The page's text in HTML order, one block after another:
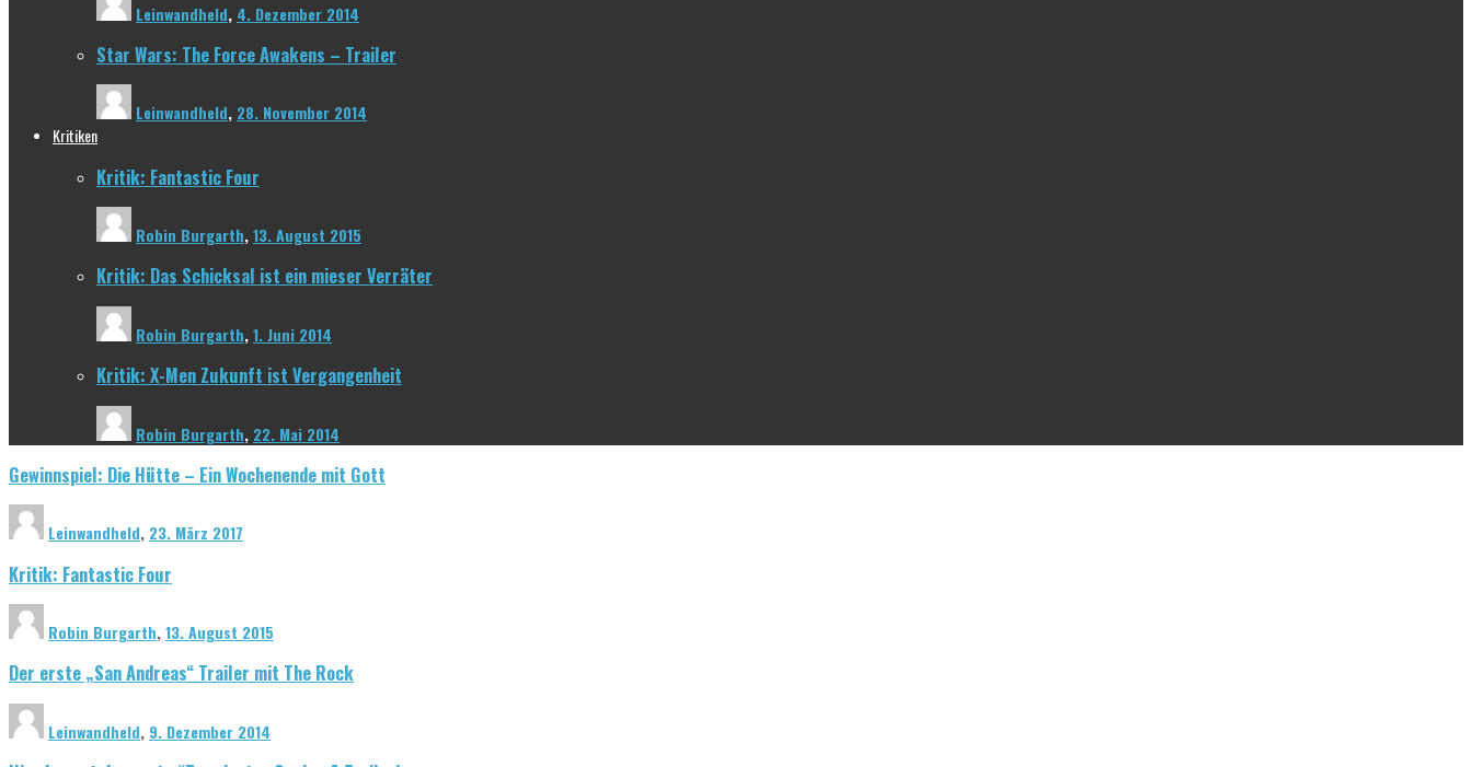
Leinwandheld, 4. Dezember 2014
Star Wars: The Force Awakens – Trailer
Leinwandheld, 28. November 2014
Kritiken
Kritik: Fantastic Four
Robin Burgarth,13. August 2015
Kritik: Das Schicksal ist ein mieser Verräter
Robin Burgarth,1. Juni 2014
Kritik: X-Men Zukunft ist Vergangenheit
Robin Burgarth, 22. Mai 2014
Gewinnspiel: Die Hütte – Ein Wochenende mit Gott
Leinwandheld, 23. März 2017
Kritik: Fantastic Four
Robin Burgarth,13. August 2015
Der erste „San Andreas“ Trailer mit The Rock
Leinwandheld, 9. Dezember 2014